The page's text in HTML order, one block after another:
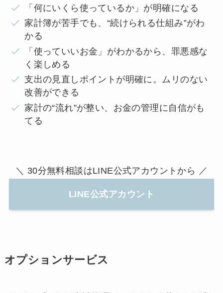
「何にいくら使っているか」が明確になる
家計簿が苦手でも、“続けられる仕組み”がわ
かる
「使っていいお金」がわかるから、罪悪感な
く楽しめる
支出の見直しポイントが明確に。ムリのない
改善ができる
家計の“流れ”が整い、お金の管理に自信がも
てる
＼ 30分無料相談はLINE公式アカウントから ／
LINE公式アカウント
オプションサービス